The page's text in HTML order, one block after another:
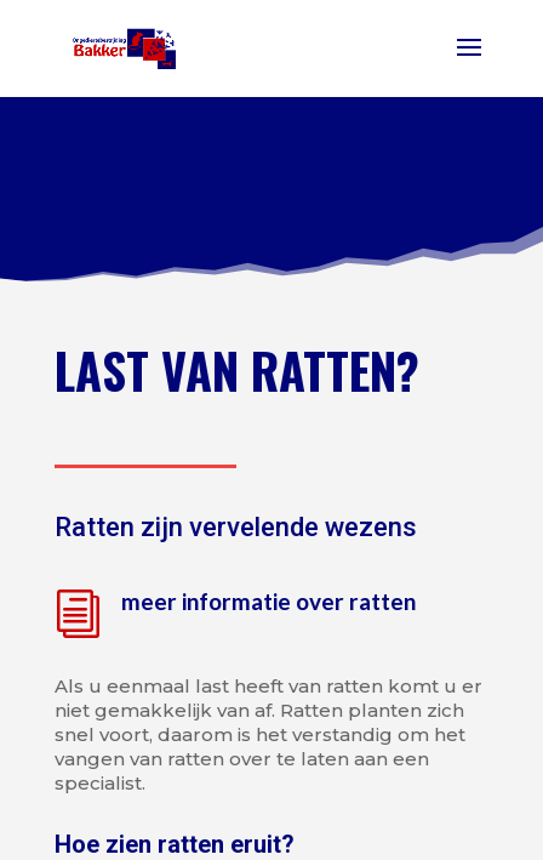
LAST VAN RATTEN?
Ratten zijn vervelende wezens
i meer informatie over ratten
Als u eenmaal last heeft van ratten komt u er
niet gemakkelijk van af. Ratten planten zich
snel voort, daarom is het verstandig om het
vangen van ratten over te laten aan een
specialist.
Hoe zien ratten eruit?